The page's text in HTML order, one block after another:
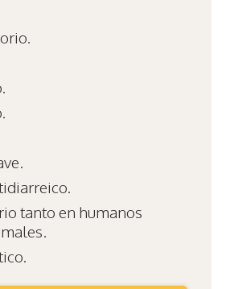
tanto en humanos